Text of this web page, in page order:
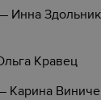
Инна
Кравец
Карина